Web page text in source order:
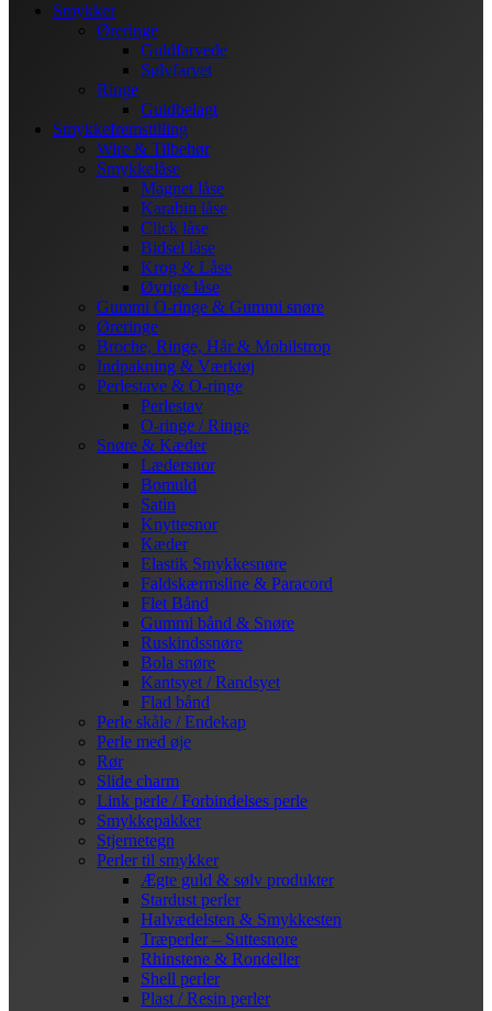
Smykker
Øreringe
Guldfarvede
Sølvfarvet
Ringe
Guldbelagt
Smykkefremstilling
Wire & Tilbehør
Smykkelåse
Magnet låse
Karabin låse
Click låse
Bidsel låse
Krog & Låse
Øvrige låse
Gummi O-ringe & Gummi snøre
Øreringe
Broche, Ringe, Hår & Mobilstrop
Indpakning & Værktøj
Perlestave & O-ringe
Perlestav
O-ringe / Ringe
Snøre & Kæder
Lædersnor
Bomuld
Satin
Knyttesnor
Kæder
Elastik Smykkesnøre
Faldskærmsline & Paracord
Flet Bånd
Gummi bånd & Snøre
Ruskindssnøre
Bola snøre
Kantsyet / Randsyet
Flad bånd
Perle skåle / Endekap
Perle med øje
Rør
Slide charm
Link perle / Forbindelses perle
Smykkepakker
Stjernetegn
Perler til smykker
Ægte guld & sølv produkter
Stardust perler
Halvædelsten & Smykkesten
Træperler – Suttesnore
Rhinstene & Rondeller
Shell perler
Plast / Resin perler